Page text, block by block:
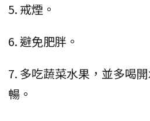
5. 戒煙。
6. 避免肥胖。
7. 多吃蔬菜水果，並多喝
暢。